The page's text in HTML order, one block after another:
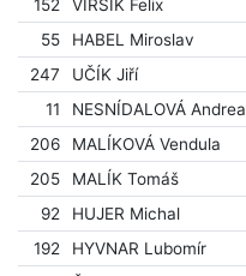
152
VIRSIK Felix
55
HABEL Miroslav
247
UČÍK Jiří
11
NESNÍDALOVÁ Andrea
206
MALÍKOVÁ Vendula
205
MALÍK Tomáš
92
HUJER Michal
192
HYVNAR Lubomír